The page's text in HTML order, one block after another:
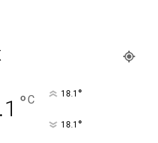
°C 18.1 °
18.1 °